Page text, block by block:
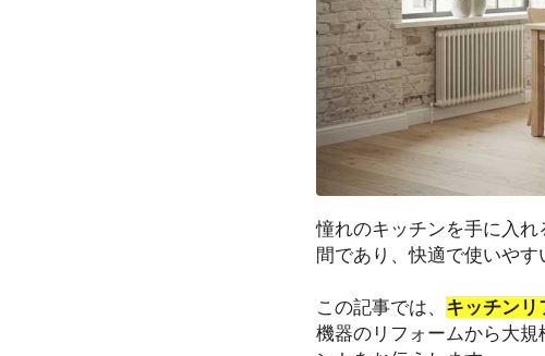
憧れのキッチンを手に入
間であり、快適で使いやす
この記事では、 キッチンリ
機器のリフォームから大